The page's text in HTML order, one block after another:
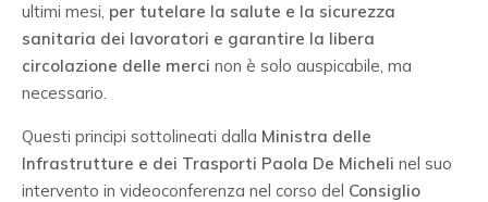
ultimi mesi, per tutelare la salute e la sicurezza
sanitaria dei lavoratori e garantire la libera
circolazione delle merci non è solo auspicabile, ma
necessario.
Questi principi sottolineati dalla Ministra delle
Infrastrutture e dei Trasporti Paola De Micheli nel suo
intervento in videoconferenza nel corso del Consiglio